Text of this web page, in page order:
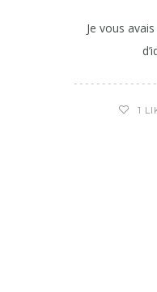
Je vous
1